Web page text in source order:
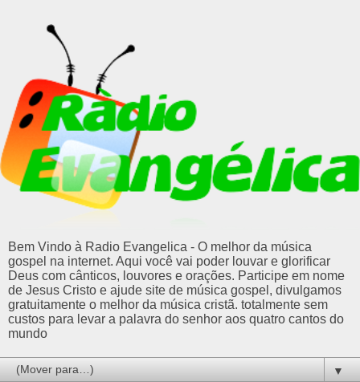
Bem Vindo à Radio Evangelica - O melhor da música
gospel na internet. Aqui você vai poder louvar e glorificar
Deus com cânticos, louvores e orações. Participe em nome
de Jesus Cristo e ajude site de música gospel, divulgamos
gratuitamente o melhor da música cristã. totalmente sem
custos para levar a palavra do senhor aos quatro cantos do
mundo
▼